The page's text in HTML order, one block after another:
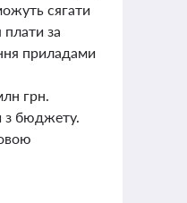
сягати
за
приладами
грн.
з бюджету.